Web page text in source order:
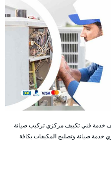
خدمة فني تكييف مركزي تركيب صيانة
خدمة صيانة وتصليح المكيفات بكافة